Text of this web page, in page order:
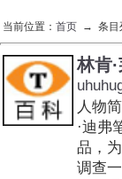
当前位置： 首页 → 条目
林肯
人物
·迪弗
品，
调查